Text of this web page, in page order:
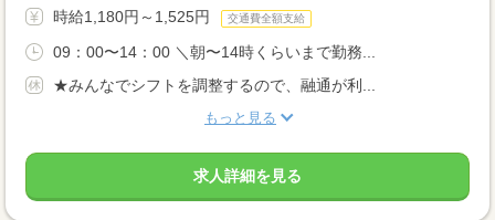
時給1,180円～1,525円 交通費全額支給
09：00〜14：00 ＼朝〜14時くらいまで勤務...
★みんなでシフトを調整するので、融通が利...
もっと見る
求人詳細を見る